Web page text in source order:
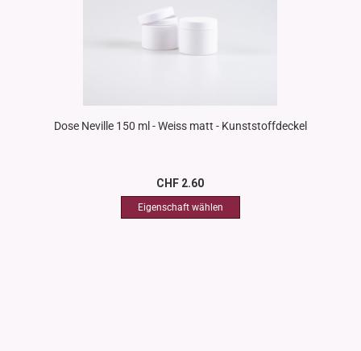
Dose Neville 150 ml - Weiss matt - Kunststoffdeckel
CHF 2.60